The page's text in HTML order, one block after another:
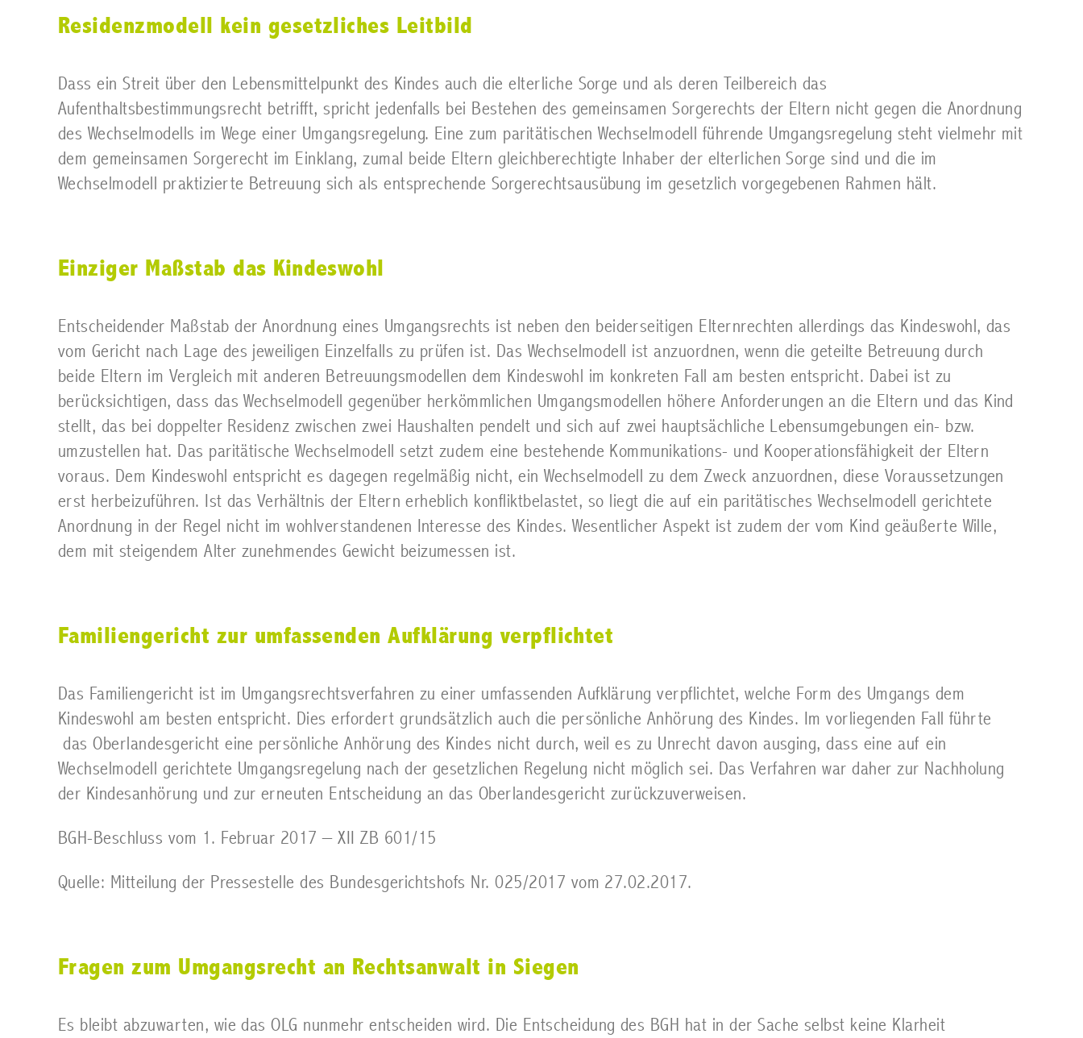
Residenzmodell kein gesetzliches Leitbild
Dass ein Streit über den Lebensmittelpunkt des Kindes auch die elterliche Sorge und als deren Teilbereich das
Aufenthaltsbestimmungsrecht betrifft, spricht jedenfalls bei Bestehen des gemeinsamen Sorgerechts der Eltern nicht gegen die Anordnung
des Wechselmodells im Wege einer Umgangsregelung. Eine zum paritätischen Wechselmodell führende Umgangsregelung steht vielmehr mit
dem gemeinsamen Sorgerecht im Einklang, zumal beide Eltern gleichberechtigte Inhaber der elterlichen Sorge sind und die im
Wechselmodell praktizierte Betreuung sich als entsprechende Sorgerechtsausübung im gesetzlich vorgegebenen Rahmen hält.
Einziger Maßstab das Kindeswohl
Entscheidender Maßstab der Anordnung eines Umgangsrechts ist neben den beiderseitigen Elternrechten allerdings das Kindeswohl, das
vom Gericht nach Lage des jeweiligen Einzelfalls zu prüfen ist. Das Wechselmodell ist anzuordnen, wenn die geteilte Betreuung durch
beide Eltern im Vergleich mit anderen Betreuungsmodellen dem Kindeswohl im konkreten Fall am besten entspricht. Dabei ist zu
berücksichtigen, dass das Wechselmodell gegenüber herkömmlichen Umgangsmodellen höhere Anforderungen an die Eltern und das Kind
stellt, das bei doppelter Residenz zwischen zwei Haushalten pendelt und sich auf zwei hauptsächliche Lebensumgebungen ein- bzw.
umzustellen hat. Das paritätische Wechselmodell setzt zudem eine bestehende Kommunikations- und Kooperationsfähigkeit der Eltern
voraus. Dem Kindeswohl entspricht es dagegen regelmäßig nicht, ein Wechselmodell zu dem Zweck anzuordnen, diese Voraussetzungen
erst herbeizuführen. Ist das Verhältnis der Eltern erheblich konfliktbelastet, so liegt die auf ein paritätisches Wechselmodell gerichtete
Anordnung in der Regel nicht im wohlverstandenen Interesse des Kindes. Wesentlicher Aspekt ist zudem der vom Kind geäußerte Wille,
dem mit steigendem Alter zunehmendes Gewicht beizumessen ist.
Familiengericht zur umfassenden Aufklärung verpflichtet
Das Familiengericht ist im Umgangsrechtsverfahren zu einer umfassenden Aufklärung verpflichtet, welche Form des Umgangs dem
Kindeswohl am besten entspricht. Dies erfordert grundsätzlich auch die persönliche Anhörung des Kindes. Im vorliegenden Fall führte
das Oberlandesgericht eine persönliche Anhörung des Kindes nicht durch, weil es zu Unrecht davon ausging, dass eine auf ein
Wechselmodell gerichtete Umgangsregelung nach der gesetzlichen Regelung nicht möglich sei. Das Verfahren war daher zur Nachholung
der Kindesanhörung und zur erneuten Entscheidung an das Oberlandesgericht zurückzuverweisen.
BGH-Beschluss vom 1. Februar 2017 – XII ZB 601/15
Quelle: Mitteilung der Pressestelle des Bundesgerichtshofs Nr. 025/2017 vom 27.02.2017.
Fragen zum Umgangsrecht an Rechtsanwalt in Siegen
Es bleibt abzuwarten, wie das OLG nunmehr entscheiden wird. Die Entscheidung des BGH hat in der Sache selbst keine Klarheit